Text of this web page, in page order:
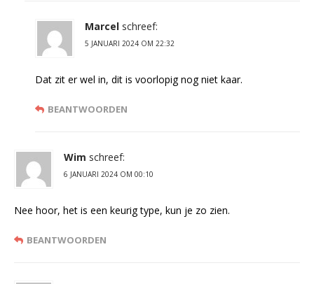
Marcel schreef:
5 JANUARI 2024 OM 22:32
Dat zit er wel in, dit is voorlopig nog niet kaar.
BEANTWOORDEN
Wim schreef:
6 JANUARI 2024 OM 00:10
Nee hoor, het is een keurig type, kun je zo zien.
BEANTWOORDEN